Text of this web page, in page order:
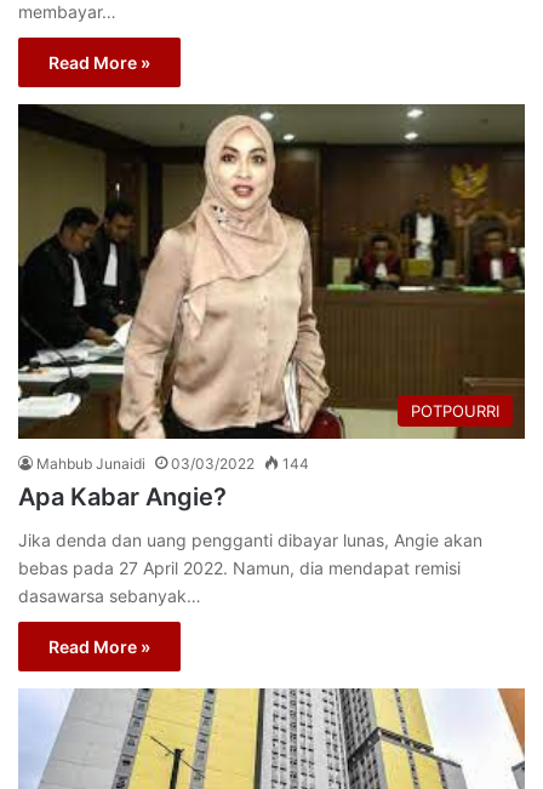
membayar…
Read More »
POTPOURRI
Mahbub Junaidi 03/03/2022 144
Apa Kabar Angie?
Jika denda dan uang pengganti dibayar lunas, Angie akan
bebas pada 27 April 2022. Namun, dia mendapat remisi
dasawarsa sebanyak…
Read More »